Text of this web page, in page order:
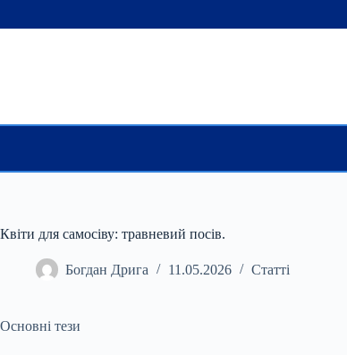
Квіти для самосіву: травневий посів.
Богдан Дрига 11.05.2026 Статті
Основні тези